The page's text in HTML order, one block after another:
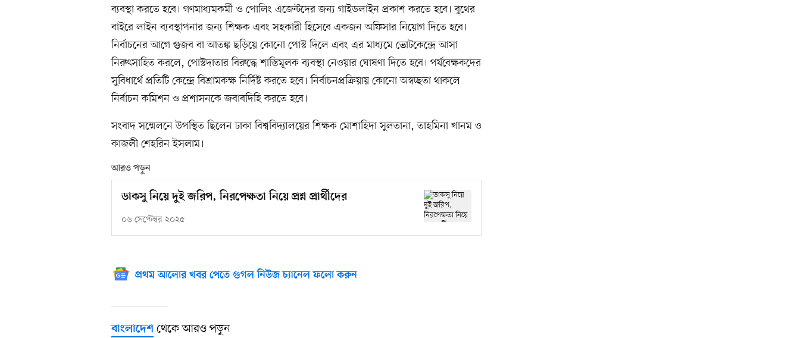
ব্যবস্থা করতে হবে। গণমাধ্যমকর্মী ও পোলিং এজেন্টদের জন্য গাইডলাইন প্রকাশ করতে হবে। বুথের
বাইরে লাইন ব্যবস্থাপনার জন্য শিক্ষক এবং সহকারী হিসেবে একজন অফিসার নিয়োগ দিতে হবে।
নির্বাচনের আগে গুজব বা আতঙ্ক ছড়িয়ে কোনো পোস্ট দিলে এবং এর মাধ্যমে ভোটকেন্দ্রে আসা
নিরুৎসাহিত করলে, পোস্টদাতার বিরুদ্ধে শাস্তিমূলক ব্যবস্থা নেওয়ার ঘোষণা দিতে হবে। পর্যবেক্ষকদের
সুবিধার্থে প্রতিটি কেন্দ্রে বিশ্রামকক্ষ নির্দিষ্ট করতে হবে। নির্বাচনপ্রক্রিয়ায় কোনো অস্বচ্ছতা থাকলে
নির্বাচন কমিশন ও প্রশাসনকে জবাবদিহি করতে হবে।
সংবাদ সম্মেলনে উপস্থিত ছিলেন ঢাকা বিশ্ববিদ্যালয়ের শিক্ষক মোশাহিদা সুলতানা, তাহমিনা খানম ও
কাজলী শেহরিন ইসলাম।
আরও পড়ুন
ডাকসু নিয়ে দুই জরিপ, নিরপেক্ষতা নিয়ে প্রশ্ন প্রার্থীদের
০৬ সেপ্টেম্বর ২০২৫
প্রথম আলোর খবর পেতে গুগল নিউজ চ্যানেল ফলো করুন
বাংলাদেশ থেকে আরও পড়ুন